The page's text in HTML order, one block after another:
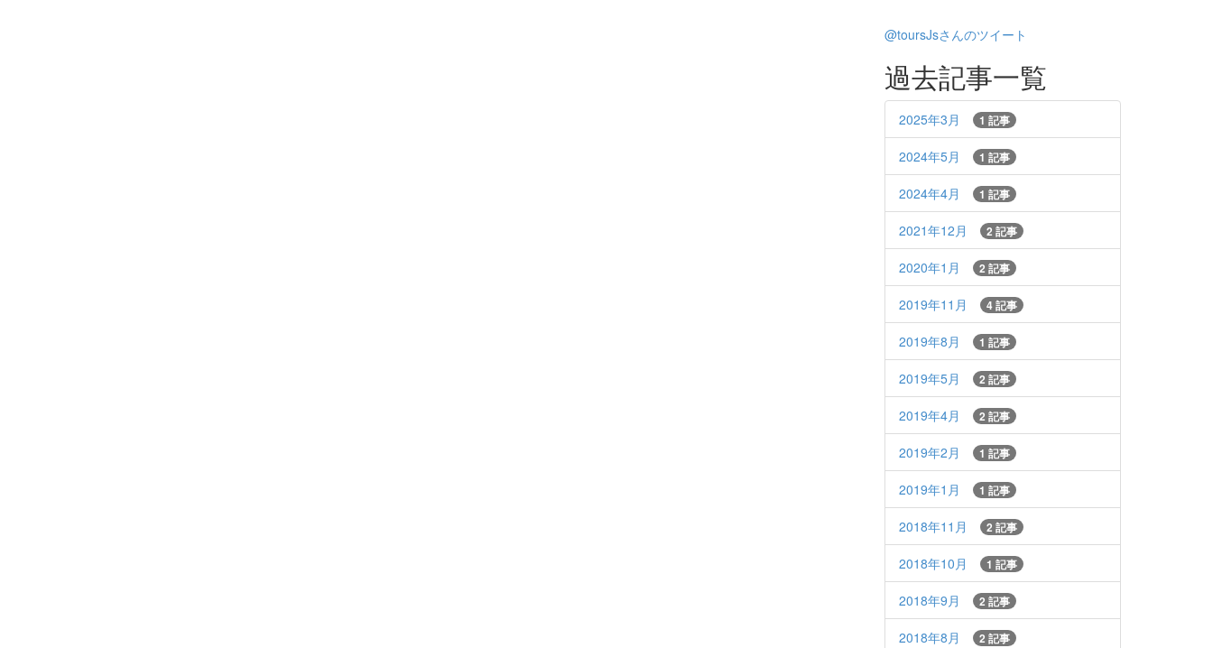
@toursJsさんのツイート
過去記事一覧
2025年3月 1 記事
2024年5月 1 記事
2024年4月 1 記事
2021年12月 2 記事
2020年1月 2 記事
2019年11月 4 記事
2019年8月 1 記事
2019年5月 2 記事
2019年4月 2 記事
2019年2月 1 記事
2019年1月 1 記事
2018年11月 2 記事
2018年10月 1 記事
2018年9月 2 記事
2018年8月 2 記事